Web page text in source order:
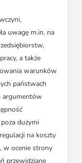
uwagę m.in. na
a także
warunków
państwach
argumentów
dużymi
na koszty
w ocenie strony
przewidziane